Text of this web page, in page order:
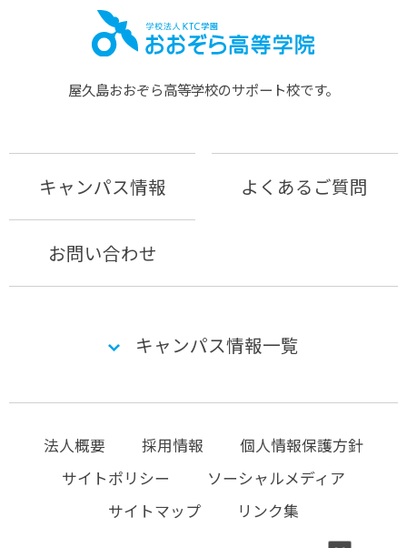
屋久島おおぞら⾼等学校のサポート校です。
キャンパス情報 よくあるご質問
お問い合わせ
キャンパス情報一覧
法人概要 採用情報
個人情報保護方針
サイトポリシー
ソーシャルメディア
サイトマップ
リンク集